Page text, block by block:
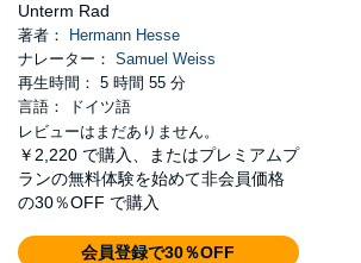
Unterm Rad
著者：
Hermann Hesse
ナレーター： Samuel Weiss
再生時間： 5 時間 55 分
言語： ドイツ語
レビューはまだありません。
￥2,220 で購入、またはプレミアムプ
ランの無料体験を始めて非会員価格
の30％OFF で購入
会員登録で30％OFF